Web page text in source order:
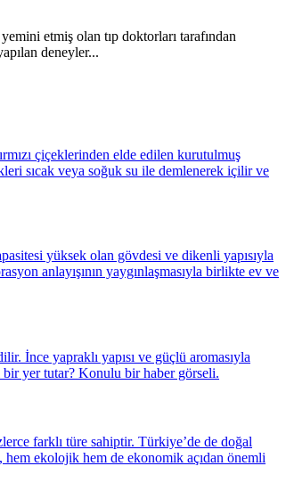
etmiş olan tıp doktorları tarafından
deneyler...